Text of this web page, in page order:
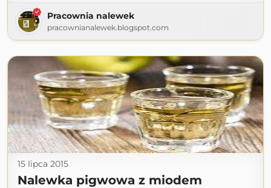
Pracownia nalewek
pracownianalewek.blogspot.com
15 lipca 2015
Nalewka pigwowa z miodem